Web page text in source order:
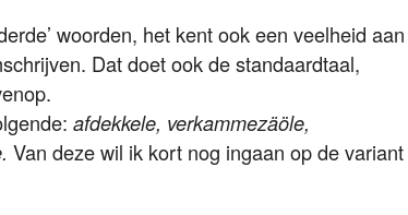
woorden, het kent ook een veelheid aan
Dat doet ook de standaardtaal,
afdekkele, verkammezäöle,
Van deze wil ik kort nog ingaan op de variant